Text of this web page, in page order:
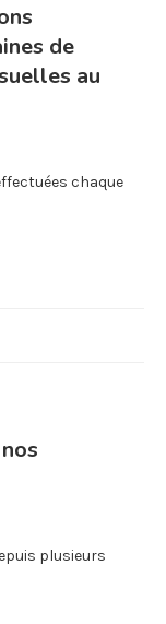
de
au
chaque
plusieurs